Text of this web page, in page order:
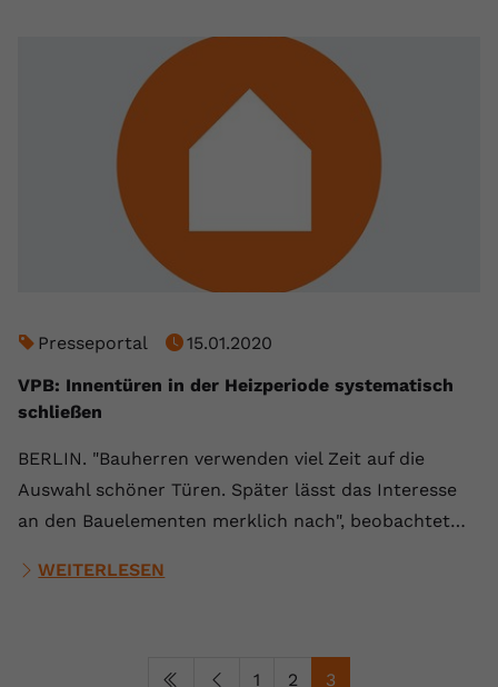
Presseportal
15.01.2020
VPB: Innentüren in der Heizperiode systematisch
schließen
BERLIN. "Bauherren verwenden viel Zeit auf die
Auswahl schöner Türen. Später lässt das Interesse
an den Bauelementen merklich nach", beobachtet…
WEITERLESEN
1 2 3